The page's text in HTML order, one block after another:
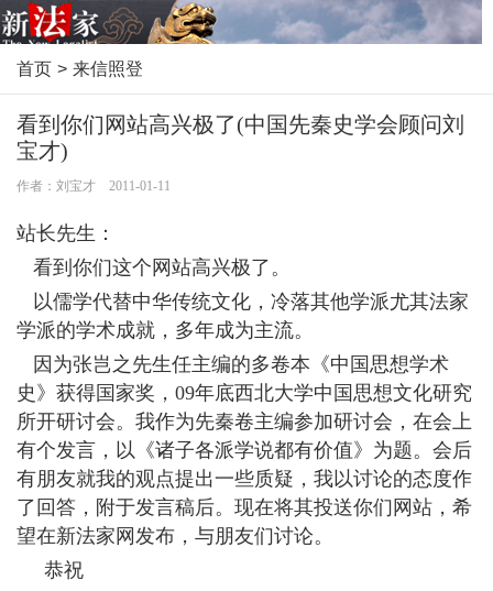
首页 > 来信照登
看到你们网站高兴极了(中国先秦史学会顾问刘
宝才)
作者：刘宝才 2011-01-11
站长先生：
看到你们这个网站高兴极了。
以儒学代替中华传统文化，冷落其他学派尤其法家
学派的学术成就，多年成为主流。
因为张岂之先生任主编的多卷本《中国思想学术
史》获得国家奖，09年底西北大学中国思想文化研究
所开研讨会。我作为先秦卷主编参加研讨会，在会上
有个发言，以《诸子各派学说都有价值》为题。会后
有朋友就我的观点提出一些质疑，我以讨论的态度作
了回答，附于发言稿后。现在将其投送你们网站，希
望在新法家网发布，与朋友们讨论。
恭祝